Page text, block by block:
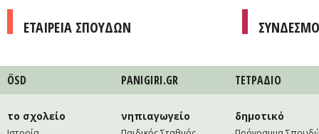
ΕΤΑΙΡΕΙΑ ΣΠΟΥΔΩΝ
ÖSD PANIGIRI.GR ΤΕΤΡAΔΙΟ
το σχολείο νηπιαγωγείο δημοτικό